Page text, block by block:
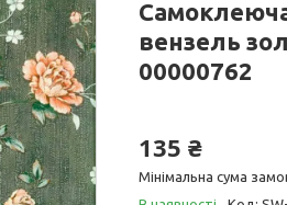
вензель
00000762
135 ₴
Мінімальна сума